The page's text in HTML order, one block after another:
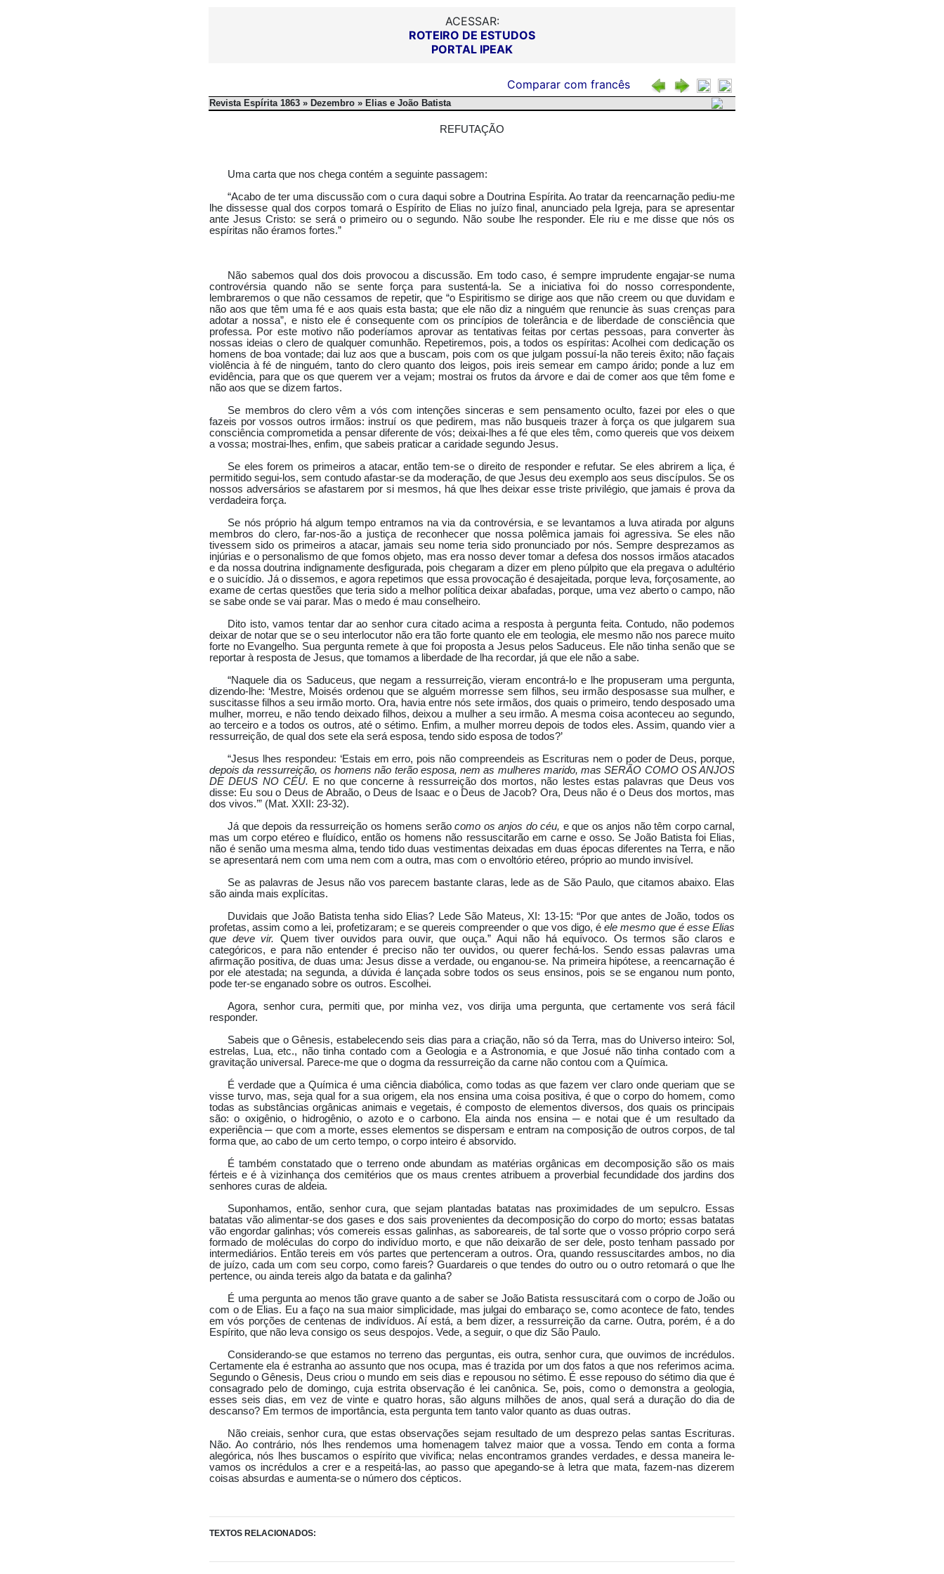
ACESSAR:
ROTEIRO DE ESTUDOS
PORTAL IPEAK
Comparar com francês
Revista Espírita 1863 » Dezembro » Elias e João Batista
REFUTAÇÃO
Uma carta que nos chega contém a seguinte passagem:
“Acabo de ter uma discussão com o cura daqui sobre a Doutrina Espírita. Ao tratar da reencarnação pediu-me
lhe dissesse qual dos corpos tomará o Espírito de Elias no juízo final, anunciado pela Igreja, para se apresentar
ante Jesus Cristo: se será o primeiro ou o segundo. Não soube lhe responder. Ele riu e me disse que nós os
espíritas não éramos fortes.”
Não sabemos qual dos dois provocou a discussão. Em todo caso, é sempre imprudente engajar-se numa
controvérsia quando não se sente força para sustentá-la. Se a iniciativa foi do nosso correspondente,
lembraremos o que não cessamos de repetir, que “o Espiritismo se dirige aos que não creem ou que duvidam e
não aos que têm uma fé e aos quais esta basta; que ele não diz a ninguém que renuncie às suas crenças para
adotar a nossa”, e nisto ele é consequente com os princípios de tolerância e de liberdade de consciência que
professa. Por este motivo não poderíamos aprovar as tentativas feitas por certas pessoas, para converter às
nossas ideias o clero de qualquer comunhão. Repetiremos, pois, a todos os espíritas: Acolhei com dedicação os
homens de boa vontade; dai luz aos que a buscam, pois com os que julgam possuí-la não tereis êxito; não façais
violência à fé de ninguém, tanto do clero quanto dos leigos, pois ireis semear em campo árido; ponde a luz em
evidência, para que os que querem ver a vejam; mostrai os frutos da árvore e dai de comer aos que têm fome e
não aos que se dizem fartos.
Se membros do clero vêm a vós com intenções sinceras e sem pensamento oculto, fazei por eles o que
fazeis por vossos outros irmãos: instruí os que pedirem, mas não busqueis trazer à força os que julgarem sua
consciência comprometida a pensar diferente de vós; deixai-lhes a fé que eles têm, como quereis que vos deixem
a vossa; mostrai-lhes, enfim, que sabeis praticar a caridade segundo Jesus.
Se eles forem os primeiros a atacar, então tem-se o direito de responder e refutar. Se eles abrirem a liça, é
permitido segui-los, sem contudo afastar-se da moderação, de que Jesus deu exemplo aos seus discípulos. Se os
nossos adversários se afastarem por si mesmos, há que lhes deixar esse triste privilégio, que jamais é prova da
verdadeira força.
Se nós próprio há algum tempo entramos na via da controvérsia, e se levantamos a luva atirada por alguns
membros do clero, far-nos-ão a justiça de reconhecer que nossa polêmica jamais foi agressiva. Se eles não
tivessem sido os primeiros a atacar, jamais seu nome teria sido pronunciado por nós. Sempre desprezamos as
injúrias e o personalismo de que fomos objeto, mas era nosso dever tomar a defesa dos nossos irmãos atacados
e da nossa doutrina indignamente desfigurada, pois chegaram a dizer em pleno púlpito que ela pregava o adultério
e o suicídio. Já o dissemos, e agora repetimos que essa provocação é desajeitada, porque leva, forçosamente, ao
exame de certas questões que teria sido a melhor política deixar abafadas, porque, uma vez aberto o campo, não
se sabe onde se vai parar. Mas o medo é mau conselheiro.
Dito isto, vamos tentar dar ao senhor cura citado acima a resposta à pergunta feita. Contudo, não podemos
deixar de notar que se o seu interlocutor não era tão forte quanto ele em teologia, ele mesmo não nos parece muito
forte no Evangelho. Sua pergunta remete à que foi proposta a Jesus pelos Saduceus. Ele não tinha senão que se
reportar à resposta de Jesus, que tomamos a liberdade de lha recordar, já que ele não a sabe.
“Naquele dia os Saduceus, que negam a ressurreição, vieram encontrá-lo e lhe propuseram uma pergunta,
dizendo-lhe: ‘Mestre, Moisés ordenou que se alguém morresse sem filhos, seu irmão desposasse sua mulher, e
suscitasse filhos a seu irmão morto. Ora, havia entre nós sete irmãos, dos quais o primeiro, tendo desposado uma
mulher, morreu, e não tendo deixado filhos, deixou a mulher a seu irmão. A mesma coisa aconteceu ao segundo,
ao terceiro e a todos os outros, até o sétimo. Enfim, a mulher morreu depois de todos eles. Assim, quando vier a
ressurreição, de qual dos sete ela será esposa, tendo sido esposa de todos?’
“Jesus lhes respondeu: ‘Estais em erro, pois não compreendeis as Escrituras nem o poder de Deus, porque,
depois da ressurreição, os homens não terão esposa, nem as mulheres marido, mas SERÃO COMO OS ANJOS
DE DEUS NO CÉU. E no que concerne à ressurreição dos mortos, não lestes estas palavras que Deus vos
disse: Eu sou o Deus de Abraão, o Deus de Isaac e o Deus de Jacob? Ora, Deus não é o Deus dos mortos, mas
dos vivos.’” (Mat. XXII: 23-32).
Já que depois da ressurreição os homens serãocomo os anjos do céu, e que os anjos não têm corpo carnal,
mas um corpo etéreo e fluídico, então os homens não ressuscitarão em carne e osso. Se João Batista foi Elias,
não é senão uma mesma alma, tendo tido duas vestimentas deixadas em duas épocas diferentes na Terra, e não
se apresentará nem com uma nem com a outra, mas com o envoltório etéreo, próprio ao mundo invisível.
Se as palavras de Jesus não vos parecem bastante claras, lede as de São Paulo, que citamos abaixo. Elas
são ainda mais explícitas.
Duvidais que João Batista tenha sido Elias? Lede São Mateus, XI: 13-15: “Por que antes de João, todos os
profetas, assim como a lei, profetizaram; e se quereis compreender o que vos digo, éele mesmo que é esse Elias
que deve vir. Quem tiver ouvidos para ouvir, que ouça.” Aqui não há equívoco. Os termos são claros e
categóricos, e para não entender é preciso não ter ouvidos, ou querer fechá-los. Sendo essas palavras uma
afirmação positiva, de duas uma: Jesus disse a verdade, ou enganou-se. Na primeira hipótese, a reencarnação é
por ele atestada; na segunda, a dúvida é lançada sobre todos os seus ensinos, pois se se enganou num ponto,
pode ter-se enganado sobre os outros. Escolhei.
Agora, senhor cura, permiti que, por minha vez, vos dirija uma pergunta, que certamente vos será fácil
responder.
Sabeis que o Gênesis, estabelecendo seis dias para a criação, não só da Terra, mas do Universo inteiro: Sol,
estrelas, Lua, etc., não tinha contado com a Geologia e a Astronomia, e que Josué não tinha contado com a
gravitação universal. Parece-me que o dogma da ressurreição da carne não contou com a Química.
É verdade que a Química é uma ciência diabólica, como todas as que fazem ver claro onde queriam que se
visse turvo, mas, seja qual for a sua origem, ela nos ensina uma coisa positiva, é que o corpo do homem, como
todas as substâncias orgânicas animais e vegetais, é composto de elementos diversos, dos quais os principais
são: o oxigênio, o hidrogênio, o azoto e o carbono. Ela ainda nos ensina ─ e notai que é um resultado da
experiência ─ que com a morte, esses elementos se dispersam e entram na composição de outros corpos, de tal
forma que, ao cabo de um certo tempo, o corpo inteiro é absorvido.
É também constatado que o terreno onde abundam as matérias orgânicas em decomposição são os mais
férteis e é à vizinhança dos cemitérios que os maus crentes atribuem a proverbial fecundidade dos jardins dos
senhores curas de aldeia.
Suponhamos, então, senhor cura, que sejam plantadas batatas nas proximidades de um sepulcro. Essas
batatas vão alimentar-se dos gases e dos sais provenientes da decomposição do corpo do morto; essas batatas
vão engordar galinhas; vós comereis essas galinhas, as saboreareis, de tal sorte que o vosso próprio corpo será
formado de moléculas do corpo do indivíduo morto, e que não deixarão de ser dele, posto tenham passado por
intermediários. Então tereis em vós partes que pertenceram a outros. Ora, quando ressuscitardes ambos, no dia
de juízo, cada um com seu corpo, como fareis? Guardareis o que tendes do outro ou o outro retomará o que lhe
pertence, ou ainda tereis algo da batata e da galinha?
É uma pergunta ao menos tão grave quanto a de saber se João Batista ressuscitará com o corpo de João ou
com o de Elias. Eu a faço na sua maior simplicidade, mas julgai do embaraço se, como acontece de fato, tendes
em vós porções de centenas de indivíduos. Aí está, a bem dizer, a ressurreição da carne. Outra, porém, é a do
Espírito, que não leva consigo os seus despojos. Vede, a seguir, o que diz São Paulo.
Considerando-se que estamos no terreno das perguntas, eis outra, senhor cura, que ouvimos de incrédulos.
Certamente ela é estranha ao assunto que nos ocupa, mas é trazida por um dos fatos a que nos referimos acima.
Segundo o Gênesis, Deus criou o mundo em seis dias e repousou no sétimo. É esse repouso do sétimo dia que é
consagrado pelo de domingo, cuja estrita observação é lei canônica. Se, pois, como o demonstra a geologia,
esses seis dias, em vez de vinte e quatro horas, são alguns milhões de anos, qual será a duração do dia de
descanso? Em termos de importância, esta pergunta tem tanto valor quanto as duas outras.
Não creiais, senhor cura, que estas observações sejam resultado de um desprezo pelas santas Escrituras.
Não. Ao contrário, nós lhes rendemos uma homenagem talvez maior que a vossa. Tendo em conta a forma
alegórica, nós lhes buscamos o espírito que vivifica; nelas encontramos grandes verdades, e dessa maneira le­
vamos os incrédulos a crer e a respeitá-las, ao passo que ape­gando-se à letra que mata, fazem-nas dizerem
coisas absurdas e aumenta-se o número dos cépticos.
TEXTOS RELACIONADOS: